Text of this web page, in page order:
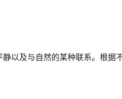
以及与自然的某种联系。根据